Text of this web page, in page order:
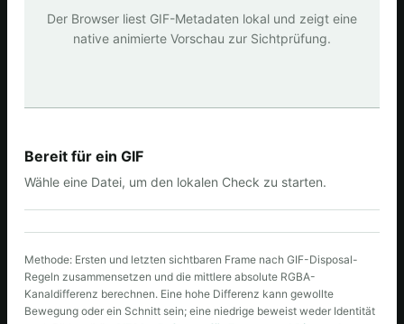
Der Browser liest GIF-Metadaten lokal und zeigt eine
native animierte Vorschau zur Sichtprüfung.
Bereit für ein GIF
Wähle eine Datei, um den lokalen Check zu starten.
Methode: Ersten und letzten sichtbaren Frame nach GIF-Disposal-
Regeln zusammensetzen und die mittlere absolute RGBA-
Kanaldifferenz berechnen. Eine hohe Differenz kann gewollte
Bewegung oder ein Schnitt sein; eine niedrige beweist weder Identität